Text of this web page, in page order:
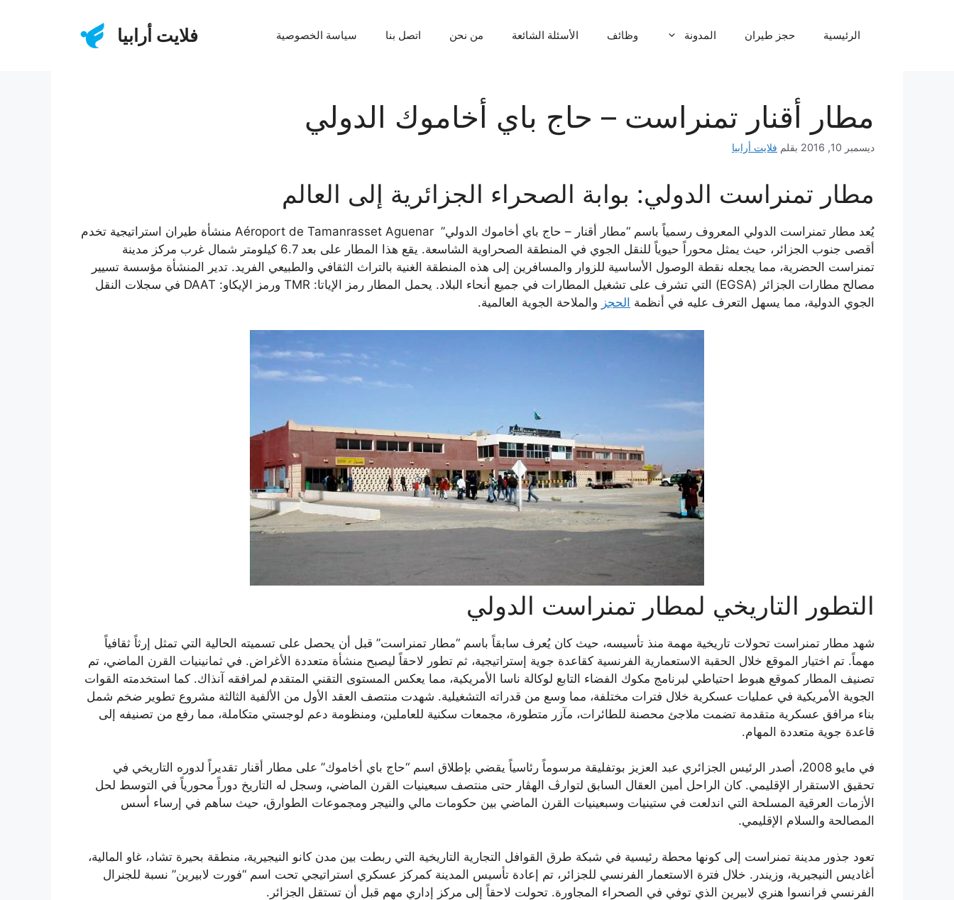
فلايت أرابيا الرئيسية حجز طيران المدونة وظائف الأسئلة الشائعة من نحن اتصل بنا سياسة الخصوصية
مطار أقنار تمنراست – حاج باي أخاموك الدولي
ديسمبر 10, 2016 بقلم فلايت أرابيا
مطار تمنراست الدولي: بوابة الصحراء الجزائرية إلى العالم
يُعد مطار تمنراست الدولي المعروف رسمياً باسم “مطار أقنار – حاج باي أخاموك الدولي” Aéroport de Tamanrasset Aguenar منشأة طيران استراتيجية تخدم
أقصى جنوب الجزائر، حيث يمثل محوراً حيوياً للنقل الجوي في المنطقة الصحراوية الشاسعة. يقع هذا المطار على بعد 6.7 كيلومتر شمال غرب مركز مدينة
تمنراست الحضرية، مما يجعله نقطة الوصول الأساسية للزوار والمسافرين إلى هذه المنطقة الغنية بالتراث الثقافي والطبيعي الفريد. تدير المنشأة مؤسسة تسيير
مصالح مطارات الجزائر (EGSA) التي تشرف على تشغيل المطارات في جميع أنحاء البلاد. يحمل المطار رمز الإياتا: TMR ورمز الإيكاو: DAAT في سجلات النقل
الجوي الدولية، مما يسهل التعرف عليه في أنظمة الحجز والملاحة الجوية العالمية.
التطور التاريخي لمطار تمنراست الدولي
شهد مطار تمنراست تحولات تاريخية مهمة منذ تأسيسه، حيث كان يُعرف سابقاً باسم “مطار تمنراست” قبل أن يحصل على تسميته الحالية التي تمثل إرثاً ثقافياً
مهماً. تم اختيار الموقع خلال الحقبة الاستعمارية الفرنسية كقاعدة جوية إستراتيجية، ثم تطور لاحقاً ليصبح منشأة متعددة الأغراض. في ثمانينيات القرن الماضي، تم
تصنيف المطار كموقع هبوط احتياطي لبرنامج مكوك الفضاء التابع لوكالة ناسا الأمريكية، مما يعكس المستوى التقني المتقدم لمرافقه آنذاك. كما استخدمته القوات
الجوية الأمريكية في عمليات عسكرية خلال فترات مختلفة، مما وسع من قدراته التشغيلية. شهدت منتصف العقد الأول من الألفية الثالثة مشروع تطوير ضخم شمل
بناء مرافق عسكرية متقدمة تضمت ملاجئ محصنة للطائرات، مآزر متطورة، مجمعات سكنية للعاملين، ومنظومة دعم لوجستي متكاملة، مما رفع من تصنيفه إلى
قاعدة جوية متعددة المهام.
في مايو 2008، أصدر الرئيس الجزائري عبد العزيز بوتفليقة مرسوماً رئاسياً يقضي بإطلاق اسم “حاج باي أخاموك” على مطار أقنار تقديراً لدوره التاريخي في
تحقيق الاستقرار الإقليمي. كان الراحل أمين العقال السابق لتوارڤ الهڤار حتى منتصف سبعينيات القرن الماضي، وسجل له التاريخ دوراً محورياً في التوسط لحل
الأزمات العرقية المسلحة التي اندلعت في ستينيات وسبعينيات القرن الماضي بين حكومات مالي والنيجر ومجموعات الطوارق، حيث ساهم في إرساء أسس
المصالحة والسلام الإقليمي.
تعود جذور مدينة تمنراست إلى كونها محطة رئيسية في شبكة طرق القوافل التجارية التاريخية التي ربطت بين مدن كانو النيجيرية، منطقة بحيرة تشاد، غاو المالية،
أغاديس النيجيرية، وزيندر. خلال فترة الاستعمار الفرنسي للجزائر، تم إعادة تأسيس المدينة كمركز عسكري استراتيجي تحت اسم “فورت لابيرين” نسبة للجنرال
الفرنسي فرانسوا هنري لابيرين الذي توفي في الصحراء المجاورة. تحولت لاحقاً إلى مركز إداري مهم قبل أن تستقل الجزائر.